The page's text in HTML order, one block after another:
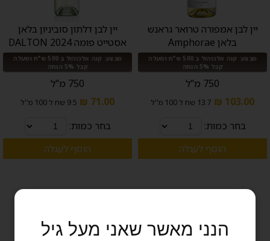
יין לבן אמפורה טרואר גראנש
בלאן Amphorae
מבצע: קנה אלכוהול ב 500 ש"ח ומעלה
קבל 5% הנחה
750 מ"ל
103.00 ₪
13.7 שח ל 100 מ''ל
בחר כמות:
הוסף לעגלה
יין לבן דלתון סוביניון בלאן
אסטייט פומה 2024 DALTON
מבצע: קנה אלכוהול ב 500 ש"ח ומעלה
קבל 5% הנחה
750 מ"ל
71.00 ₪
9.5 שח ל 100 מ''ל
בחר כמות:
הוסף לעגלה
הנני מאשר שאני מעל גיל